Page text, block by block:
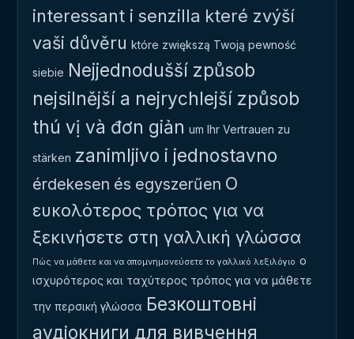
interessant i senzilla které zvýší
vaši důvěru które zwiększą Twoją pewność
siebie Nejjednodušší způsob
nejsilnější a nejrychlejší způsob
thú vị và đơn giản um Ihr Vertrauen zu
stärken zanimljivo i jednostavno
érdekesen és egyszerűen Ο
ευκολότερος τρόπος για να
ξεκινήσετε στη γαλλική γλώσσα
Πώς να μάθετε και να απομνημονεύσετε το γαλλικό λεξιλόγιο ο
ισχυρότερος και ταχύτερος τρόπος για να μάθετε
την περσική γλώσσα Безкоштовні
аудіокниги для вивчення